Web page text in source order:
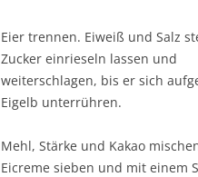
Eier trennen. Eiweiß und Salz
Zucker einrieseln lassen und
weiterschlagen, bis er sich
Eigelb unterrühren.
Mehl, Stärke und Kakao
Eicreme sieben und mit einem